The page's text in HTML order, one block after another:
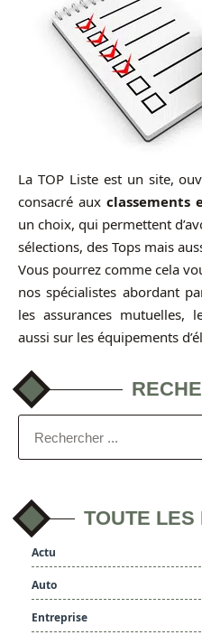
La TOP Liste est un site,
consacré aux classements
un choix, qui permettent
sélections, des Tops mais
Vous pourrez comme cela
nos spécialistes abordant
les assurances mutuelles,
aussi sur les équipements
TOUTE LES
Actu
Auto
Entreprise